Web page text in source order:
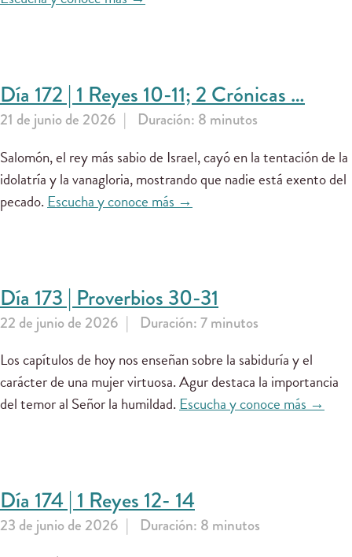
Día 172 | 1 Reyes 10-11; 2 Crónicas …
21 de junio de 2026 Duración: 8 minutos
Salomón, el rey más sabio de Israel, cayó en la tentación de la
idolatría y la vanagloria, mostrando que nadie está exento del
pecado. Escucha y conoce más →
Día 173 | Proverbios 30-31
22 de junio de 2026 Duración: 7 minutos
Los capítulos de hoy nos enseñan sobre la sabiduría y el
carácter de una mujer virtuosa. Agur destaca la importancia
del temor al Señor la humildad.Escucha y conoce más →
Día 174 | 1 Reyes 12- 14
23 de junio de 2026 Duración: 8 minutos